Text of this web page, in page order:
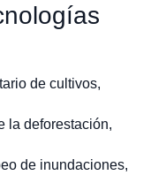
de cultivos,
la deforestación,
de inundaciones,